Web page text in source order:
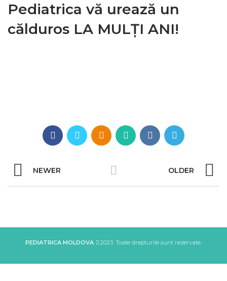
Pediatrica vă urează un
călduros LA MULȚI ANI!
NEWER OLDER
PEDIATRICA MOLDOVA 2023. Toate drepturile sunt rezervate.